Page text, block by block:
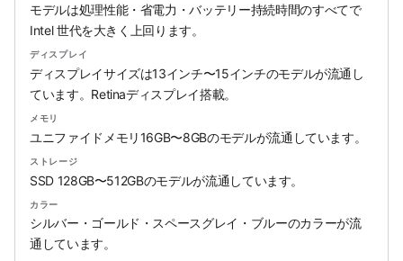
モデルは処理性能・省電力・バッテリー持続時間のすべてで
Intel 世代を大きく上回ります。
ディスプレイ
ディスプレイサイズは13インチ〜15インチのモデルが流通し
ています。Retinaディスプレイ搭載。
メモリ
ユニファイドメモリ16GB〜8GBのモデルが流通しています。
ストレージ
SSD 128GB〜512GBのモデルが流通しています。
カラー
シルバー・ゴールド・スペースグレイ・ブルーのカラーが流
通しています。